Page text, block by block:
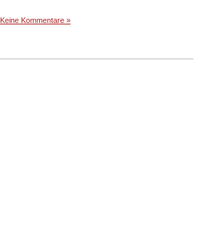
Keine Kommentare »